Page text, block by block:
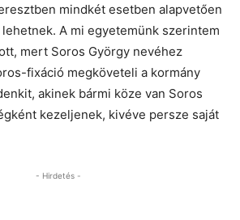
mindkét esetben alapvetően
A mi egyetemünk szerintem
mert Soros György nevéhez
fixáció megköveteli a kormány
akinek bármi köze van Soros
kezeljenek, kivéve persze saját
- Hirdetés -